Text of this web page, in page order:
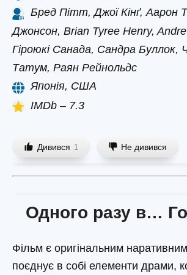
Бред Пітт, Джої Кінґ, Аарон
Джонсон, Brian Tyree Henry,
Гіроюкі Санада, Сандра Буллок,
Татум, Раян Рейнольдс
Японія, США
IMDb – 7.3
Дивився 1 Не дивився
Одного разу в…
Фільм є оригінальним
поєднує в собі елементи драми,